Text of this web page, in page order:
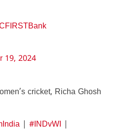
19, 2024
cricket, Richa Ghosh
#INDvWI